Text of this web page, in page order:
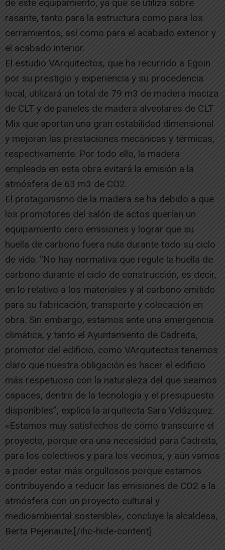
de este equipamiento, ya que se utiliza sobre
rasante, tanto para la estructura como para los
cerramientos, así como para el acabado exterior y
el acabado interior.
El estudio VArquitectos, que ha recurrido a Egoin
por su prestigio y experiencia y su procedencia
local, utilizará un total de 79 m3 de madera maciza
de CLT y de paneles de madera alveolares de CLT
Mix que aportan una gran estabilidad dimensional
y mejoran las prestaciones mecánicas y térmicas,
respectivamente. Por todo ello, la madera
empleada en esta obra evitará la emisión a la
atmósfera de 63 m3 de CO2.
El protagonismo de la madera se ha debido a que
los promotores del salón de actos querían un
equipamiento cero emisiones y lograr que su
huella de carbono fuera nula durante todo su ciclo
de vida. “No hay normativa que regule la huella de
carbono durante el ciclo de construcción, es decir,
en lo relativo a los materiales y al carbono emitido
para su fabricación, transporte y colocación en
obra. Sin embargo, estamos ante una emergencia
climática, y tanto el Ayuntamiento de Cadreita,
promotor del edificio, como VArquitectos tenemos
claro que nuestra obligación es hacer el edificio
más respetuoso con la naturaleza del que seamos
capaces, dentro de la tecnología y el presupuesto
disponibles”, explica la arquitecta Sara Velázquez.
«Estamos muy satisfechos de cómo transcurre el
proyecto, porque era una necesidad para Cadreita,
para los colectivos y para los vecinos, y aún vamos
a poder estar más orgullosos porque estamos
contribuyendo a reducir las emisiones de CO2 a la
atmósfera con un proyecto cultural y
medioambiental sostenible», concluye la alcaldesa,
Berta Pejenaute.[/ihc-hide-content]